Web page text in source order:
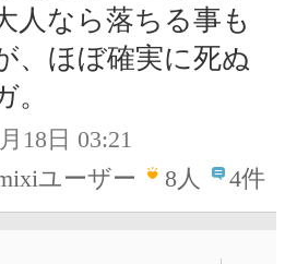
人なら落ちる事も
、ほぼ確実に死ぬ
。
18日 03:21
ユーザー
8人 4件